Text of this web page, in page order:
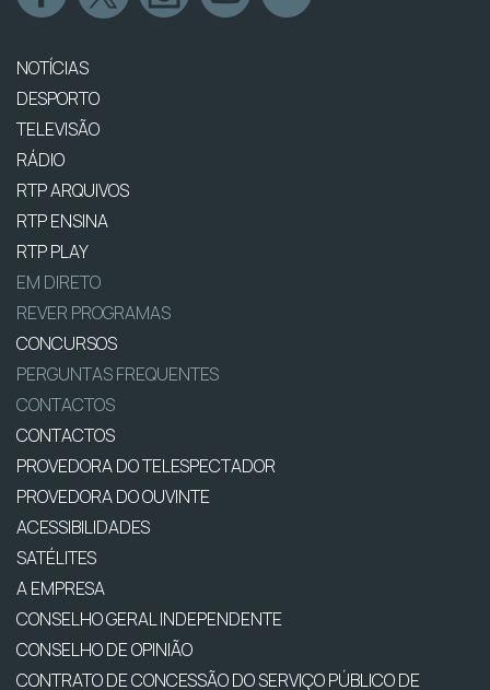
NOTÍCIAS
DESPORTO
TELEVISÃO
RÁDIO
RTP ARQUIVOS
RTP ENSINA
RTP PLAY
EM DIRETO
REVER PROGRAMAS
CONCURSOS
PERGUNTAS FREQUENTES
CONTACTOS
CONTACTOS
PROVEDORA DO TELESPECTADOR
PROVEDORA DO OUVINTE
ACESSIBILIDADES
SATÉLITES
A EMPRESA
CONSELHO GERAL INDEPENDENTE
CONSELHO DE OPINIÃO
CONTRATO DE CONCESSÃO DO SERVIÇO PÚBLICO DE